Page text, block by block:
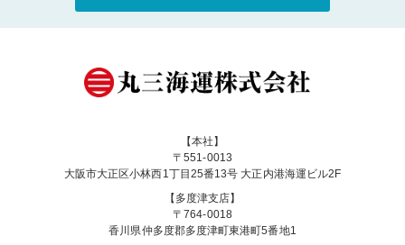
【本社】
〒551-0013
大阪市大正区小林西1丁目25番13号 大正内港海運ビル2F
【多度津支店】
〒764-0018
香川県仲多度郡多度津町東港町5番地1